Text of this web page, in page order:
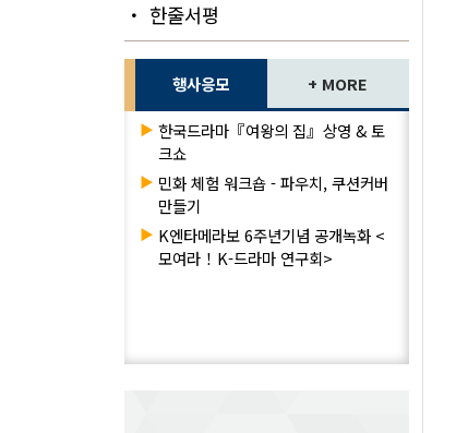
・ 한줄서평
행사응모 + MORE
▶ 한국드라마『여왕의 집』상영 & 토
크쇼
▶ 민화 체험 워크숍 - 파우치, 쿠션커버
만들기
▶ K엔타메라보 6주년기념 공개녹화 <
모여라！K-드라마 연구회>